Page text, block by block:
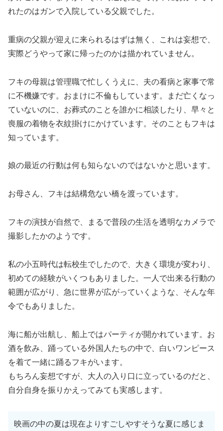
れたのはガンで入院している父親でした。
重病の父親が迎えに来られるはずは無く、これは妄想で、
実際どうやって家に帰ったのかは描かれていません。
フキの母親は管理職で忙しくうえに、夫の看病と家事で常
に不機嫌です。おまけに不倫もしています。まだ亡くなっ
ていないのに、お葬式のことを誰かに相談したり、早々と
喪服の着物を衣紋掛けにかけています。そのこともフキは
知っています。
娘の最近の行動は何も知らないのではないかと思います。
お母さん、フキは結構危ない橋を渡っています。
フキの演技が自然で、まるで普段の生活を透明なカメラで
撮影したかのようです。
私の小五時代は転校生でしたので、大きく環境が変わり、
初めての経験がいくつもありました。一人で出来る行動の
範囲が広がり、急に世界が広がっていくような、そんな年
令でもありました。
海に船が出航し、船上ではパーティが開かれています。お
酒を飲み、踊っている外国人たちの中で、白いワンピース
を着て一緒に踊るフキがいます。
もちろん妄想ですが、大人の入り口に立っているのだと、
自分自身を振りかえってみても実感します。
映画の中の夏は現在よりすごしやすそうな夏に感じま